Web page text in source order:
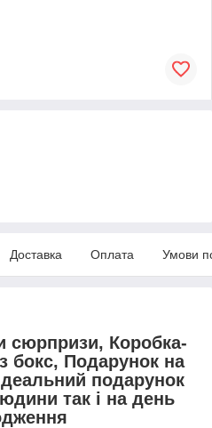
Доставка Оплата Умови
сюрпризи, Коробка-
бокс, Подарунок на
подарунок
так і на день